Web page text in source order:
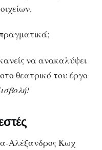
να ανακαλύψει
θεατρικό του έργο
Αλέξανδρος Κωχ